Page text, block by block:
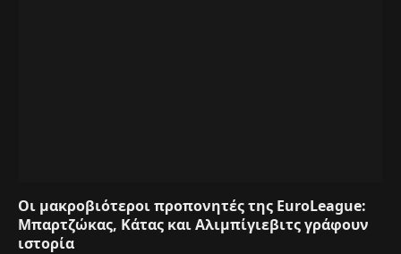
Οι μακροβιότεροι προπονητές της EuroLeague:
Μπαρτζώκας, Κάτας και Αλιμπίγιεβιτς γράφουν
ιστορία